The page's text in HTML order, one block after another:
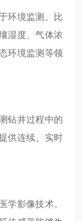
环境监测。比
湿度、气体浓
环境监测等领
钻井过程中的
供连续、实时
学影像技术。